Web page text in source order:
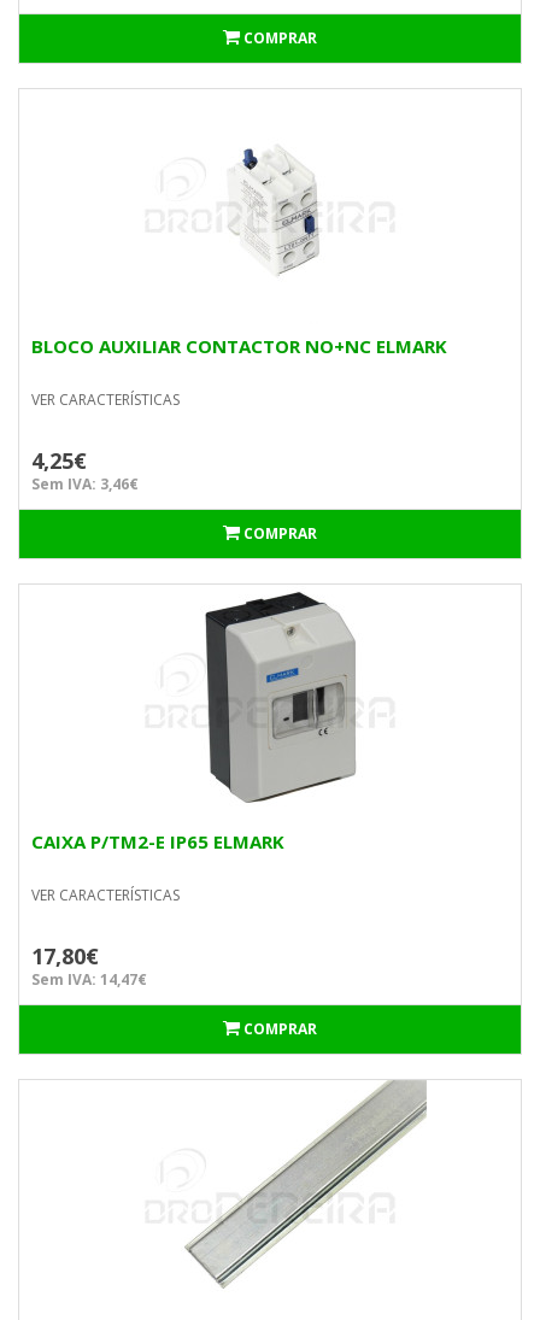
COMPRAR
BLOCO AUXILIAR CONTACTOR NO+NC ELMARK
VER CARACTERÍSTICAS
4,25€
Sem IVA: 3,46€
COMPRAR
CAIXA P/TM2-E IP65 ELMARK
VER CARACTERÍSTICAS
17,80€
Sem IVA: 14,47€
COMPRAR